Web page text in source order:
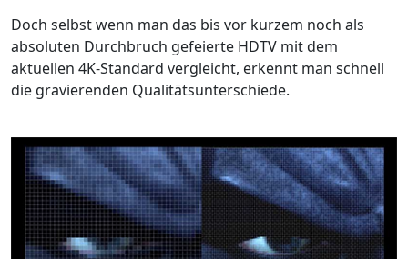
Doch selbst wenn man das bis vor kurzem noch als
absoluten Durchbruch gefeierte HDTV mit dem
aktuellen 4K-Standard vergleicht, erkennt man schnell
die gravierenden Qualitätsunterschiede.